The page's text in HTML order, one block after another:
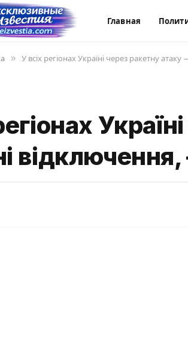
Главная
» У всіх регіонах Україні через ракетну